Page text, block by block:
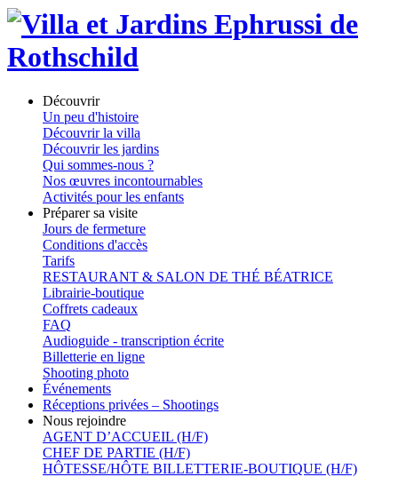
Découvrir
Un peu d'histoire
Découvrir la villa
Découvrir les jardins
Qui sommes-nous ?
Nos œuvres incontournables
Activités pour les enfants
Préparer sa visite
Jours de fermeture
Conditions d'accès
Tarifs
RESTAURANT & SALON DE THÉ BÉATRICE
Librairie-boutique
Coffrets cadeaux
FAQ
Audioguide - transcription écrite
Billetterie en ligne
Shooting photo
Événements
Réceptions privées – Shootings
Nous rejoindre
AGENT D’ACCUEIL (H/F)
CHEF DE PARTIE (H/F)
HÔTESSE/HÔTE BILLETTERIE-BOUTIQUE (H/F)